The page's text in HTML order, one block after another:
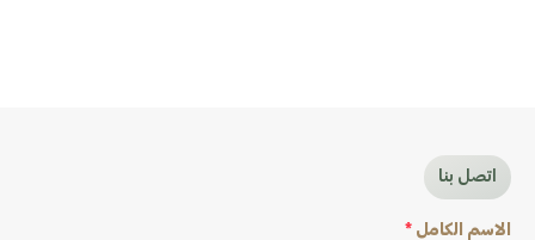
اتصل بنا
الاسم الكامل *